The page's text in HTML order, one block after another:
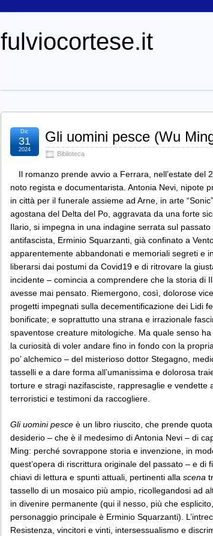
fulviocortese.it
Gli uomini pesce (Wu
Biblioteca
Dic
31
2024
Il romanzo prende avvio a Ferrara, nell’estate
noto regista e documentarista. Antonia Nevi, nipote
in città per il funerale assieme ad Arne, in arte
agostana del Delta del Po, aggravata da una forte
Ilario, si impegna in una indagine serrata sul
antifascista, Erminio Squarzanti, già confinato a
apparentemente abbandonati e memoriali segreti e
liberarsi dai postumi da Covid19 e di ritrovare la
incidente – comincia a comprendere che la storia di
avesse mai pensato. Riemergono, così, dolorose
progetti impegnati sulla decementificazione dei Lidi
bonificate; e soprattutto una strana e irrazionale
spaventose creature mitologiche. Ma quale senso
la curiosità di voler andare fino in fondo con la
po’ alchemico – del misterioso dottor Stegagno,
tasselli e a dare forma all’umanissima e dolorosa
torture e stragi nazifasciste, rappresaglie e
terroristici e testimoni da raccogliere.
Gli uomini pesce è un libro riuscito, che prende
desiderio – che è il medesimo di Antonia Nevi – di
Ming: perché sovrappone storia e invenzione, in
quest’opera di riscrittura originale del passato – e
chiavi di lettura e spunti attuali, pertinenti alla scena
tassello di un mosaico più ampio, ricollegandosi ad
in divenire permanente (qui il nesso, più che
personaggio principale è Erminio Squarzanti).
Resistenza, vincitori e vinti, intersessualismo e